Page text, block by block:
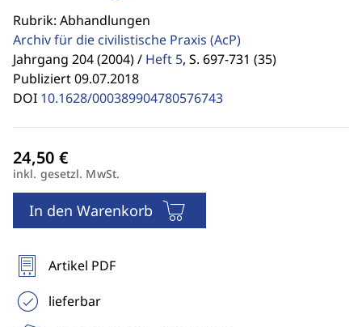
Rubrik: Abhandlungen
Archiv für die civilistische Praxis (AcP)
Jahrgang 204 (2004) / Heft 5, S. 697-731 (35)
Publiziert 09.07.2018
DOI 10.1628/000389904780576743
inkl. gesetzl. MwSt.
In den Warenkorb
Artikel PDF
lieferbar